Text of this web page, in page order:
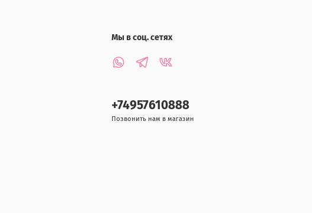
Мы в соц. сетях
+74957610888
Позвонить нам в магазин